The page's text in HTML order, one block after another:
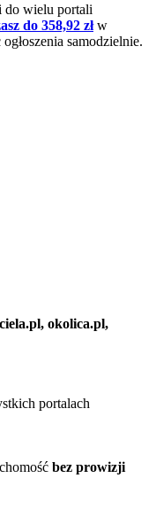
do wielu portali
do 358,92 złw
samodzielnie.
okolica.pl,
portalach
bez prowizji